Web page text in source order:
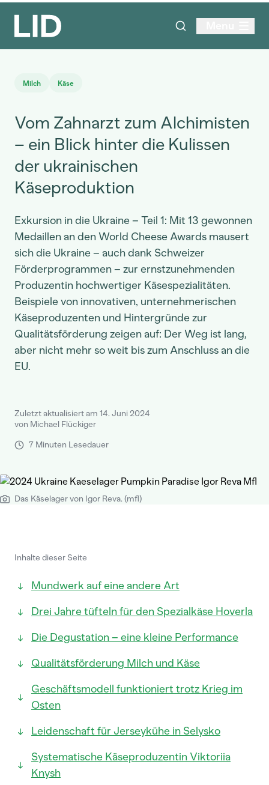
Milch Käse
Vom Zahnarzt zum Alchimisten
– ein Blick hinter die Kulissen
der ukrainischen
Käseproduktion
Exkursion in die Ukraine – Teil 1: Mit 13 gewonnen
Medaillen an den World Cheese Awards mausert
sich die Ukraine – auch dank Schweizer
Förderprogrammen – zur ernstzunehmenden
Produzentin hochwertiger Käsespezialitäten.
Beispiele von innovativen, unternehmerischen
Käseproduzenten und Hintergründe zur
Qualitätsförderung zeigen auf: Der Weg ist lang,
aber nicht mehr so weit bis zum Anschluss an die
EU.
Zuletzt aktualisiert am 14. Juni 2024
von Michael Flückiger
7 Minuten Lesedauer
Das Käselager von Igor Reva. (mfl)
Inhalte dieser Seite
Mundwerk auf eine andere Art
Drei Jahre tüfteln für den Spezialkäse Hoverla
Die Degustation – eine kleine Performance
Qualitätsförderung Milch und Käse
Geschäftsmodell funktioniert trotz Krieg im
Osten
Leidenschaft für Jerseykühe in Selysko
Systematische Käseproduzentin Viktoriia
Knysh